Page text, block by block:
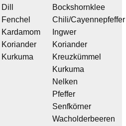
Dill
Fenchel
Kardamom
Koriander
Kurkuma
Bockshornklee
Chili/Cayennepfeffer
Ingwer
Koriander
Kreuzkümmel
Kurkuma
Nelken
Pfeffer
Senfkörner
Wacholderbeeren